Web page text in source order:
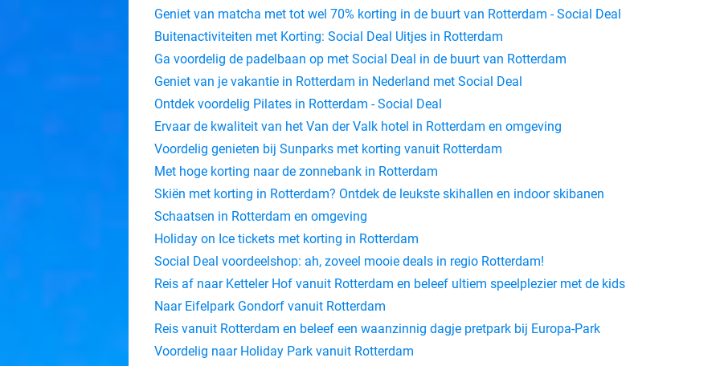
Geniet van matcha met tot wel 70% korting in de buurt van Rotterdam - Social Deal
Buitenactiviteiten met Korting: Social Deal Uitjes in Rotterdam
Ga voordelig de padelbaan op met Social Deal in de buurt van Rotterdam
Geniet van je vakantie in Rotterdam in Nederland met Social Deal
Ontdek voordelig Pilates in Rotterdam - Social Deal
Ervaar de kwaliteit van het Van der Valk hotel in Rotterdam en omgeving
Voordelig genieten bij Sunparks met korting vanuit Rotterdam
Met hoge korting naar de zonnebank in Rotterdam
Skiën met korting in Rotterdam? Ontdek de leukste skihallen en indoor skibanen
Schaatsen in Rotterdam en omgeving
Holiday on Ice tickets met korting in Rotterdam
Social Deal voordeelshop: ah, zoveel mooie deals in regio Rotterdam!
Reis af naar Ketteler Hof vanuit Rotterdam en beleef ultiem speelplezier met de kids
Naar Eifelpark Gondorf vanuit Rotterdam
Reis vanuit Rotterdam en beleef een waanzinnig dagje pretpark bij Europa-Park
Voordelig naar Holiday Park vanuit Rotterdam